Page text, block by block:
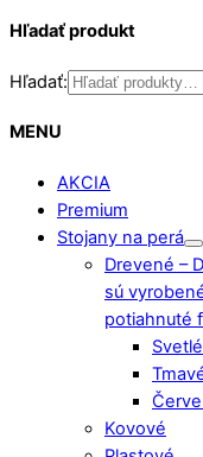
Hľadať produkt
Hľadať:
MENU
AKCIA
Premium
Stojany na perá
Drevené –
sú
potiahnuté
Kovové